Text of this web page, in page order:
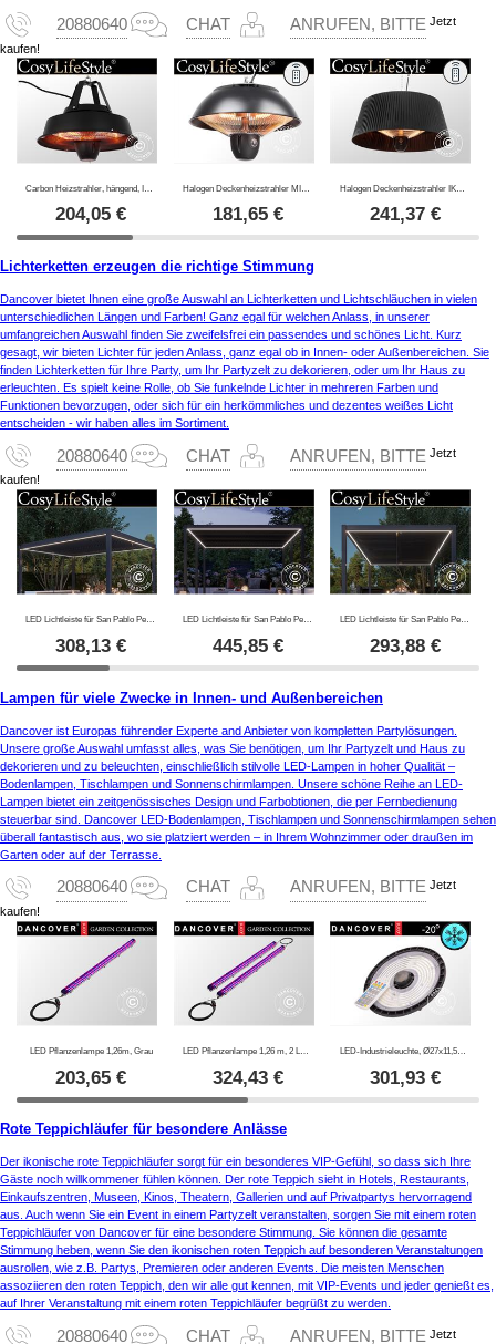
20880640 CHAT ANRUFEN, BITTE Jetzt
kaufen!
204,05 € 181,65€
Halogen Deckenheizstrahler IKEMA mit RC, 1500W, Schwarz
241,37€
Lichterketten erzeugen die richtige Stimmung
Dancover bietet Ihnen eine große Auswahl an Lichterketten und Lichtschläuchen in vielen
unterschiedlichen Längen und Farben! Ganz egal für welchen Anlass, in unserer
umfangreichen Auswahl finden Sie zweifelsfrei ein passendes und schönes Licht. Kurz
gesagt, wir bieten Lichter für jeden Anlass, ganz egal ob in Innen- oder Außenbereichen. Sie
finden Lichterketten für Ihre Party, um Ihr Partyzelt zu dekorieren, oder um Ihr Haus zu
erleuchten. Es spielt keine Rolle, ob Sie funkelnde Lichter in mehreren Farben und
Funktionen bevorzugen, oder sich für ein herkömmliches und dezentes weißes Licht
entscheiden - wir haben alles im Sortiment.
20880640 CHAT ANRUFEN, BITTE Jetzt
kaufen!
LED Lichtleiste für San Pablo Pergola Pavillon 4x4m, 4 Stk., Warmweiß
308,13 €
LED Lichtleiste für San Pablo Pergola Pavillon 4x5,8m, 6 Stk., Warmweiß
445,85€
LED Lichtleiste für San Pablo Pergola Pavillon 3x4m, 4 Stk., Warmweiß
293,88€
Lampen für viele Zwecke in Innen- und Außenbereichen
Dancover ist Europas führender Experte and Anbieter von kompletten Partylösungen.
Unsere große Auswahl umfasst alles, was Sie benötigen, um Ihr Partyzelt und Haus zu
dekorieren und zu beleuchten, einschließlich stilvolle LED-Lampen in hoher Qualität –
Bodenlampen, Tischlampen und Sonnenschirmlampen. Unsere schöne Reihe an LED-
Lampen bietet ein zeitgenössisches Design und Farbobtionen, die per Fernbedienung
steuerbar sind. Dancover LED-Bodenlampen, Tischlampen und Sonnenschirmlampen sehen
überall fantastisch aus, wo sie platziert werden – in Ihrem Wohnzimmer oder draußen im
Garten oder auf der Terrasse.
20880640 CHAT ANRUFEN, BITTE Jetzt
kaufen!
LED Pflanzenlampe 1,26m, Grau
203,65 €
LED Pflanzenlampe 1,26 m, 2 Lampen, Grau
324,43€
LED-Industrieleuchte, Ø27x11,5cm, mit Sensor/Fernbedienung, Schwarz
301,93€
Rote Teppichläufer für besondere Anlässe
Der ikonische rote Teppichläufer sorgt für ein besonderes VIP-Gefühl, so dass sich Ihre
Gäste noch willkommener fühlen können. Der rote Teppich sieht in Hotels, Restaurants,
Einkaufszentren, Museen, Kinos, Theatern, Gallerien und auf Privatpartys hervorragend
aus. Auch wenn Sie ein Event in einem Partyzelt veranstalten, sorgen Sie mit einem roten
Teppichläufer von Dancover für eine besondere Stimmung. Sie können die gesamte
Stimmung heben, wenn Sie den ikonischen roten Teppich auf besonderen Veranstaltungen
ausrollen, wie z.B. Partys, Premieren oder anderen Events. Die meisten Menschen
assoziieren den roten Teppich, den wir alle gut kennen, mit VIP-Events und jeder genießt es,
auf Ihrer Veranstaltung mit einem roten Teppichläufer begrüßt zu werden.
20880640 CHAT ANRUFEN, BITTE Jetzt